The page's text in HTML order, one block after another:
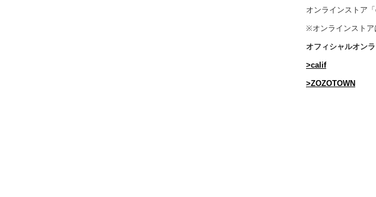
オンラインストア
※オンラインストア
オフィシャルオン
>calif
>ZOZOTOWN